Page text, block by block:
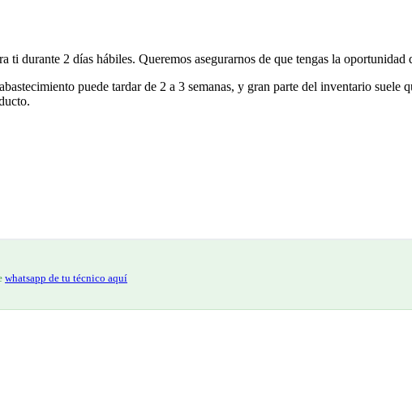
ti durante 2 días hábiles. Queremos asegurarnos de que tengas la oportunidad
puede tardar de 2 a 3 semanas, y gran parte del inventario
whatsapp de tu técnico aquí